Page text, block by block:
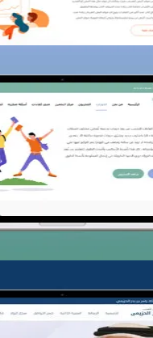
كفاءات للتدريب
التفاصيل